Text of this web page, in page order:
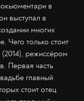
в
выступал в
многих
Чего только стоит
(2014), режиссёром
Первая часть
главный
стоит отец